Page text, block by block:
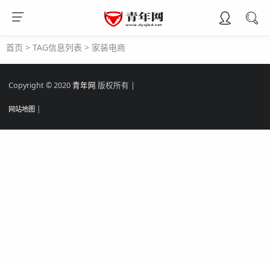
首页 > TAG信息列表 > 家装电商
Copyright © 2020青年网 版权所有 |
网站地图